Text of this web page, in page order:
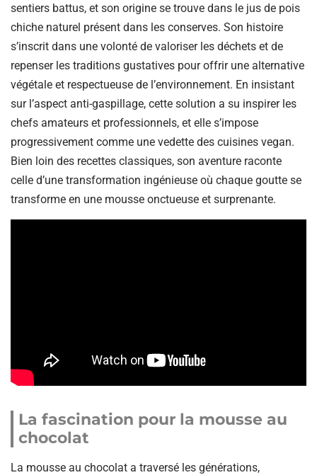
sentiers battus, et son origine se trouve dans le jus de pois
chiche naturel présent dans les conserves. Son histoire
s’inscrit dans une volonté de valoriser les déchets et de
repenser les traditions gustatives pour offrir une alternative
végétale et respectueuse de l’environnement. En insistant
sur l’aspect anti-gaspillage, cette solution a su inspirer les
chefs amateurs et professionnels, et elle s’impose
progressivement comme une vedette des cuisines vegan.
Bien loin des recettes classiques, son aventure raconte
celle d’une transformation ingénieuse où chaque goutte se
transforme en une mousse onctueuse et surprenante.
La fascination pour la mousse au
chocolat
La mousse au chocolat a traversé les générations,